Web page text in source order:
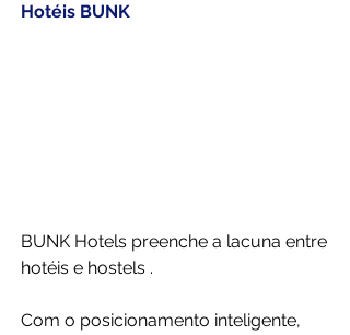
Hotéis BUNK
BUNK Hotels preenche a lacuna entre
hotéis e hostels .
Com o posicionamento inteligente,